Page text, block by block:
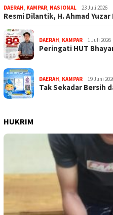
DAERAH, KAMPAR, NASIONAL 23 Juli 2026
Resmi Dilantik, H. Ahmad
DAERAH, KAMPAR 1 Juli 2026
Peringati HUT
DAERAH, KAMPAR 19 Juni
Tak Sekadar Bersih
HUKRIM